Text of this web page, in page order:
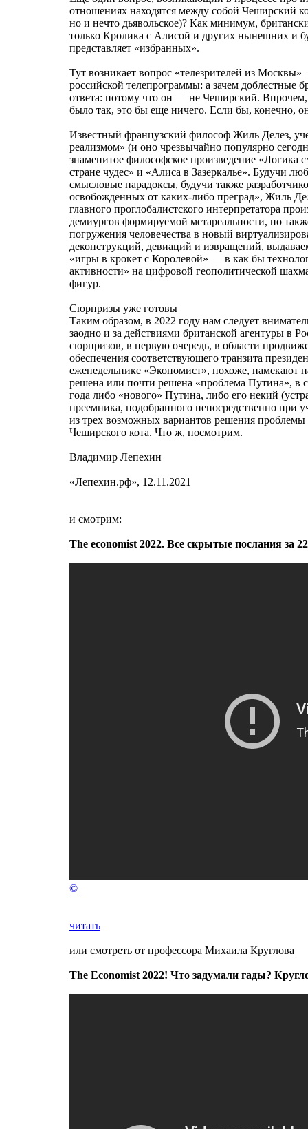
отношениях находятся между собой Чеширский
но и нечто дьявольское)? Как минимум,
только Кролика с Алисой и других нынешних и
представляет «избранных».
Тут возникает вопрос «телезрителей из
российской телепрограммы: а зачем доблестные
ответа: потому что он — не Чеширский.
было так, это бы еще ничего. Если бы, конечно,
Известный французский философ Жиль Делез,
реализмом» (и оно чрезвычайно популярно
знаменитое философское произведение «Логика
стране чудес» и «Алиса в Зазеркалье». Будучи
смысловые парадоксы, будучи также
освобожденных от каких-либо преград», Жиль
главного проглобалистского интерпретатора
демиургов формируемой метареальности, но
погружения человечества в новый
деконструкций, девиаций и извращений,
«игры в крокет с Королевой» — в как бы
активности» на цифровой геополитической
фигур.
Сюрпризы уже готовы
Таким образом, в 2022 году нам следует
заодно и за действиями британской агентуры в
сюрпризов, в первую очередь, в области
обеспечения соответствующего транзита
еженедельнике «Экономист», похоже, намекают
решена или почти решена «проблема Путина», в
года либо «нового» Путина, либо его некий
преемника, подобранного непосредственно при
из трех возможных вариантов решения проблемы
Чеширского кота. Что ж, посмотрим.
Владимир Лепехин
«Лепехин.рф», 12.11.2021
и смотрим:
The economist 2022. Все скрытые послания за
©
читать
или смотреть от профессора Михаила Круглова
The Еconomist 2022! Что задумали гады?